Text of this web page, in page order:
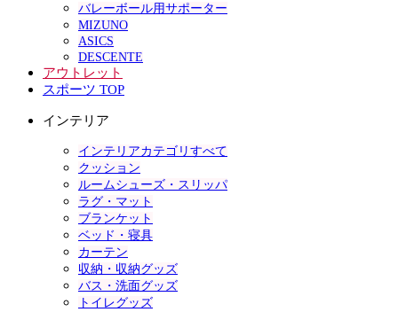
バレーボール用サポーター
MIZUNO
ASICS
DESCENTE
アウトレット
スポーツ TOP
インテリア
インテリアカテゴリすべて
クッション
ルームシューズ・スリッパ
ラグ・マット
ブランケット
ベッド・寝具
カーテン
収納・収納グッズ
バス・洗面グッズ
トイレグッズ